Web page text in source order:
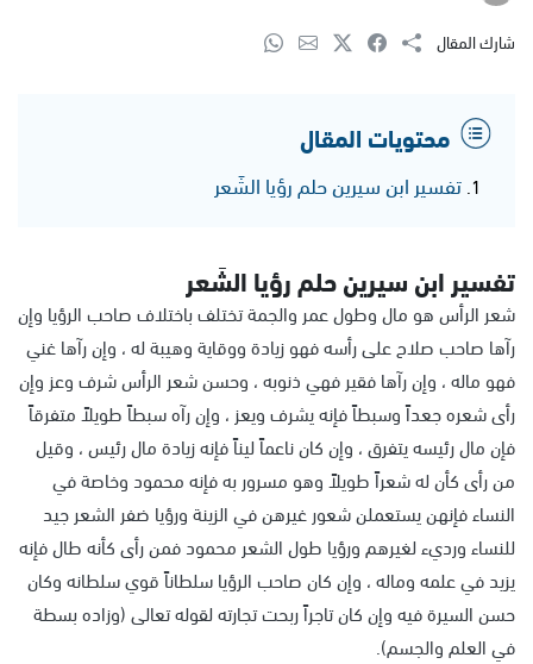
شارك المقال
محتويات المقال
تفسير ابن سيرين حلم رؤيا الشَعر
تفسير ابن سيرين حلم رؤيا الشَعر
شعر الرأس هو مال وطول عمر والجمة تختلف باختلاف صاحب الرؤيا وإن
رآها صاحب صلاح على رأسه فهو زيادة ووقاية وهيبة له ، وإن رآها غني
فهو ماله ، وإن رآها فقير فهي ذنوبه ، وحسن شعر الرأس شرف وعز وإن
رأى شعره جعداً وسبطاً فإنه يشرف ويعز ، وإن رآه سبطاً طويلاً متفرقاً
فإن مال رئيسه يتفرق ، وإن كان ناعماً ليناً فإنه زيادة مال رئيس ، وقيل
من رأى كأن له شعراً طويلاً وهو مسرور به فإنه محمود وخاصة في
النساء فإنهن يستعملن شعور غيرهن في الزينة ورؤيا ضفر الشعر جيد
للنساء ورديء لغيرهم ورؤيا طول الشعر محمود فمن رأى كأنه طال فإنه
يزيد في علمه وماله ، وإن كان صاحب الرؤيا سلطاناً قوي سلطانه وكان
حسن السيرة فيه وإن كان تاجراً ربحت تجارته لقوله تعالى (وزاده بسطة
في العلم والجسم).